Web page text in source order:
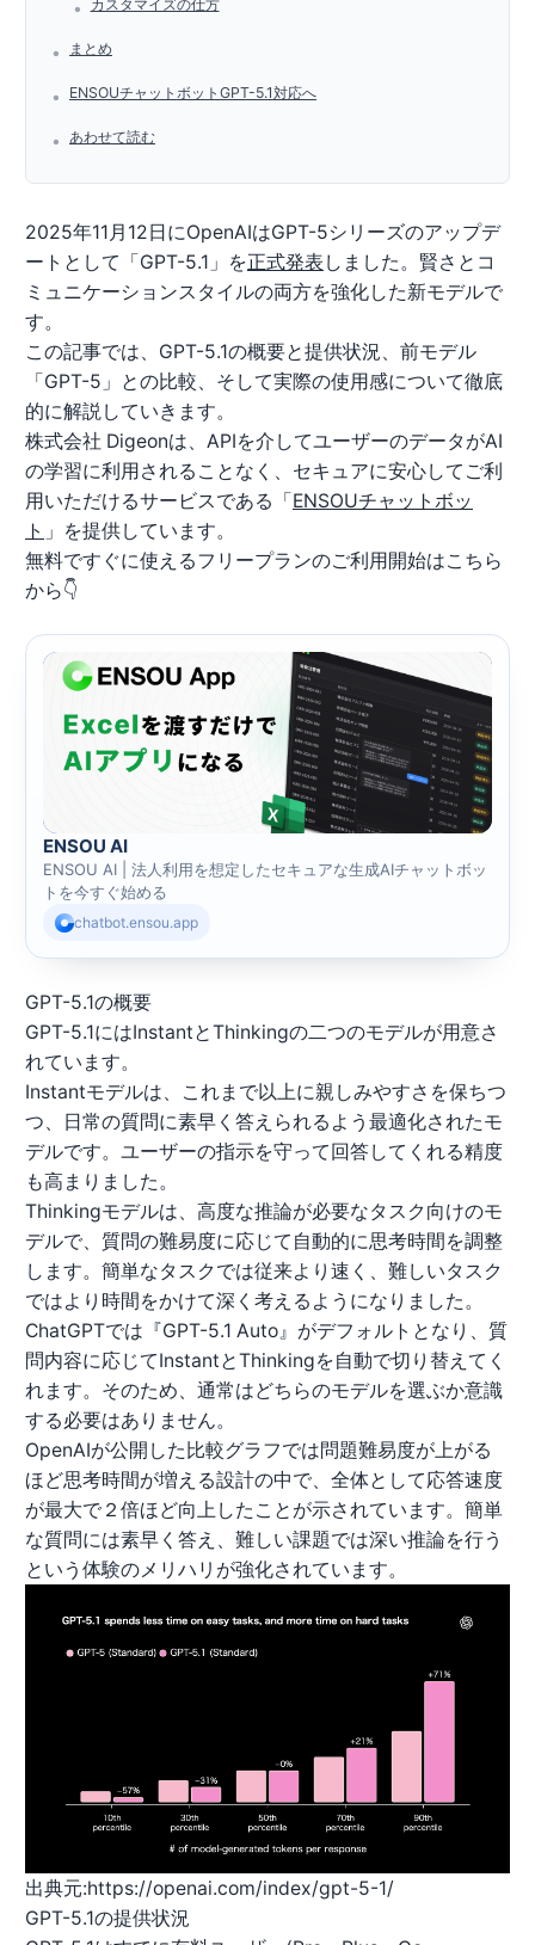
• カスタマイズの仕方
• まとめ
• ENSOUチャットボットGPT-5.1対応へ
• あわせて読む
2025年11月12日にOpenAIはGPT-5シリーズのアップデ
ートとして「GPT-5.1」を正式発表 しました。賢さとコ
ミュニケーションスタイルの両方を強化した新モデルで
す。
この記事では、GPT-5.1の概要と提供状況、前モデル
「GPT-5」との比較、そして実際の使用感について徹底
的に解説していきます。
株式会社 Digeonは、APIを介してユーザーのデータがAI
の学習に利用されることなく、セキュアに安心してご利
用いただけるサービスである「ENSOUチャットボッ
ト 」を提供しています。
無料ですぐに使えるフリープランのご利用開始はこちら
から👇
ENSOU AI
ENSOU AI | 法人利用を想定したセキュアな生成AIチャットボッ
トを今すぐ始める
chatbot.ensou.app
GPT-5.1の概要
GPT-5.1にはInstantとThinkingの二つのモデルが用意さ
れています。
Instantモデルは、これまで以上に親しみやすさを保ちつ
つ、日常の質問に素早く答えられるよう最適化されたモ
デルです。ユーザーの指示を守って回答してくれる精度
も高まりました。
Thinkingモデルは、高度な推論が必要なタスク向けのモ
デルで、質問の難易度に応じて自動的に思考時間を調整
します。簡単なタスクでは従来より速く、難しいタスク
ではより時間をかけて深く考えるようになりました。
ChatGPTでは『GPT-5.1 Auto』がデフォルトとなり、質
問内容に応じてInstantとThinkingを自動で切り替えてく
れます。そのため、通常はどちらのモデルを選ぶか意識
する必要はありません。
OpenAIが公開した比較グラフでは問題難易度が上がる
ほど思考時間が増える設計の中で、全体として応答速度
が最大で２倍ほど向上したことが示されています。簡単
な質問には素早く答え、難しい課題では深い推論を行う
という体験のメリハリが強化されています。
出典元:https://openai.com/index/gpt-5-1/
GPT-5.1の提供状況